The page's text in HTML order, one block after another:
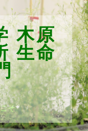
木原
生命
そ